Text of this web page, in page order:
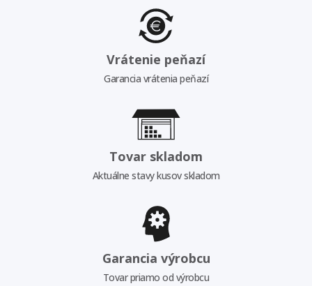
Vrátenie peňazí
Garancia vrátenia peňazí
Tovar skladom
Aktuálne stavy kusov skladom
Garancia výrobcu
Tovar priamo od výrobcu